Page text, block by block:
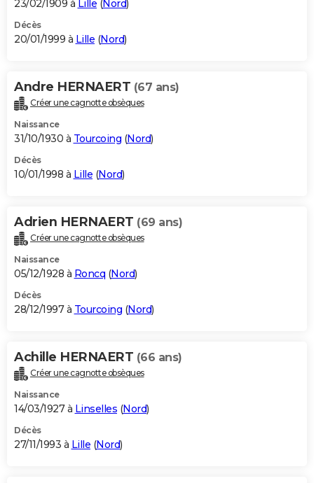
23/02/1909 à Lille (Nord)
Décès
20/01/1999 à Lille (Nord)
Andre HERNAERT (67 ans)
Créer une cagnotte obsèques
Naissance
31/10/1930 à Tourcoing (Nord)
Décès
10/01/1998 à Lille (Nord)
Adrien HERNAERT (69 ans)
Créer une cagnotte obsèques
Naissance
05/12/1928 à Roncq (Nord)
Décès
28/12/1997 à Tourcoing (Nord)
Achille HERNAERT (66 ans)
Créer une cagnotte obsèques
Naissance
14/03/1927 à Linselles (Nord)
Décès
27/11/1993 à Lille (Nord)